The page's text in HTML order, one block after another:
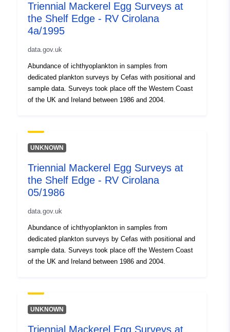
Triennial Mackerel Egg Surveys at
the Shelf Edge - RV Cirolana
4a/1995
data.gov.uk
Abundance of ichthyoplankton in samples from
dedicated plankton surveys by Cefas with positional and
sample data. Surveys took place off the Western Coast
of the UK and Ireland between 1986 and 2004.
UNKNOWN
Triennial Mackerel Egg Surveys at
the Shelf Edge - RV Cirolana
05/1986
data.gov.uk
Abundance of ichthyoplankton in samples from
dedicated plankton surveys by Cefas with positional and
sample data. Surveys took place off the Western Coast
of the UK and Ireland between 1986 and 2004.
UNKNOWN
Triennial Mackerel Egg Surveys at